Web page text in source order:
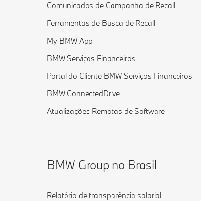
Comunicados de Campanha de Recall
Ferramentas de Busca de Recall
My BMW App
BMW Serviços Financeiros
Portal do Cliente BMW Serviços Financeiros
BMW ConnectedDrive
Atualizações Remotas de Software
BMW Group no Brasil
Relatório de transparência salarial